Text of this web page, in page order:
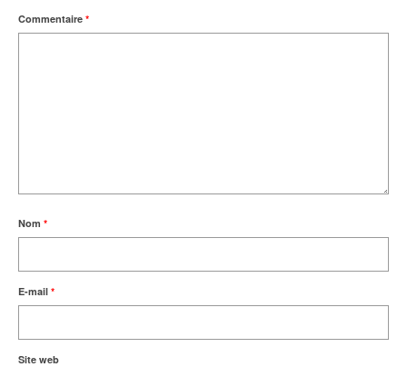
Commentaire *
Nom *
E-mail *
Site web